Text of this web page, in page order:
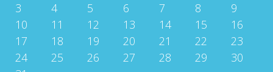
3
4 5 6 7 8
9
10
11 12 13 14 15
16
17
18 19 20 21 22
23
24
25 26 27 28 29
30